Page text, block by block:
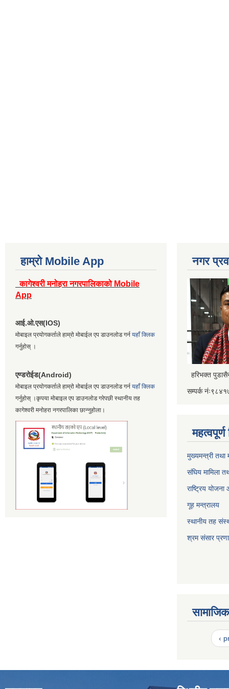
हाम्रो Mobile App
कागेश्वरी मनोहरा नगरपालिकाको Mobile
App
आई.ओ.एस(IOS)
मोबाइल प्रयोगकर्ताले हाम्रो मोबाईल एप डाउनलोड गर्न यहाँ क्लिक
गर्नुहोस् ।
एण्डरोईड(Android)
मोबाइल प्रयोगकर्ताले हाम्रो मोबाईल एप डाउनलोड गर्न यहाँ क्लिक
गर्नुहोस् ।कृपया मोबाइल एप डाउनलोड गरेपछी स्थानीय तह
कागेश्वरी मनोहरा नगरपालिका छान्नुहोला।
नगर
हरिभक्त
सम्पर्क
मुख्यमन्त्री तथा
संघिय मामिला
राष्ट्रिय योजना
गूह मन्त्रालय
स्थानीय तह
श्रम संसार
‹